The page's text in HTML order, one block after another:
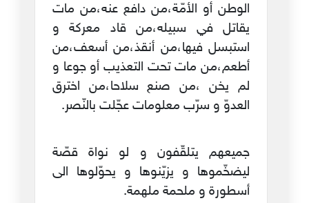
الوطن أو الأمّة،من دافع عنه،من مات
يقاتل في سبيله،من قاد معركة و
استبسل فيها،من أنقذ،من أسعف،من
أطعم،من مات تحت التعذيب أو جوعا و
لم يخن ،من صنع سلاحا،من اخترق
العدوّ و سرّب معلومات عجّلت بالنّصر.
جميعهم يتلقّفون و لو نواة قصّة
ليضخّموها و يزيّنوها و يحوّلوها الى
أسطورة و ملحمة ملهمة.